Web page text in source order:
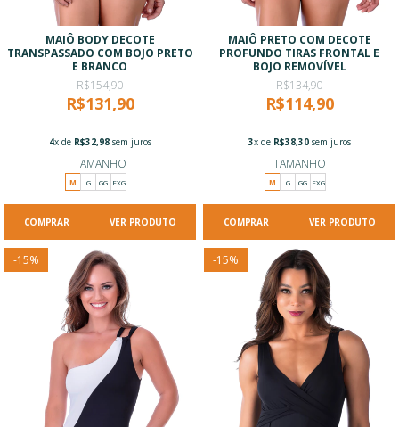
MAIÔ BODY DECOTE
TRANSPASSADO COM BOJO PRETO
E BRANCO
R$154,90
R$131,90
4x de R$32,98sem juros
TAMANHO
M G GG EXG
VER PRODUTO
MAIÔ PRETO COM DECOTE
PROFUNDO TIRAS FRONTAL E
BOJO REMOVÍVEL
R$134,90
R$114,90
3x de R$38,30sem juros
TAMANHO
M G GG EXG
VER PRODUTO
-15% -15%